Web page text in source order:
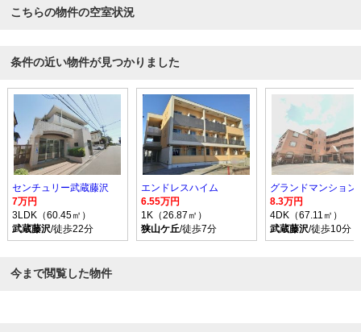
こちらの物件の空室状況
条件の近い物件が見つかりました
センチュリー武蔵藤沢
7万円
3LDK（60.45㎡）
武蔵藤沢/徒歩22分
エンドレスハイム
6.55万円
1K（26.87㎡）
狭山ケ丘/徒歩7分
グランドマンション
8.3万円
4DK（67.11㎡）
武蔵藤沢/徒歩10分
今まで閲覧した物件